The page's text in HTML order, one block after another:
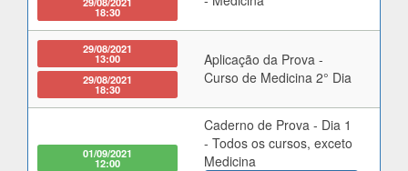
18:30
29/08/2021
13:00
29/08/2021
18:30
Aplicação da Prova -
Curso de Medicina 2° Dia
01/09/2021
12:00
Caderno de Prova - Dia 1
- Todos os cursos, exceto
Medicina